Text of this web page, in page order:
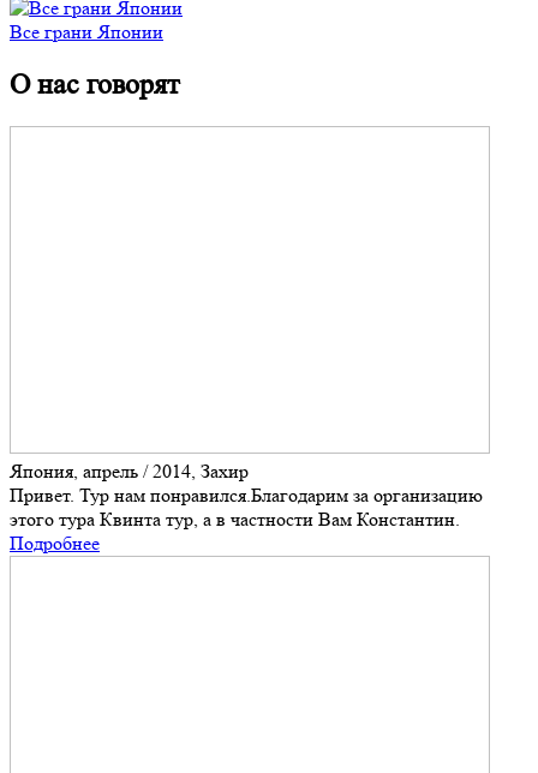
Все грани Японии
О нас говорят
Япония, апрель / 2014, Захир
Привет. Тур нам понравился.Благодарим за организацию
этого тура Квинта тур, а в частности Вам Константин.
Подробнее